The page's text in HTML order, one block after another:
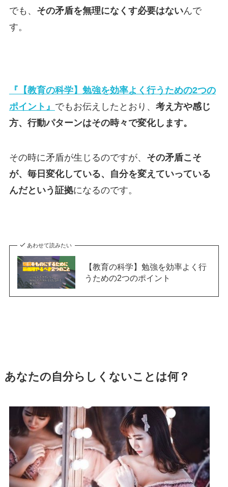
でも、 その矛盾を無理になくす必要はないんで
す。
『【教育の科学】勉強を効率よく行うための2つの
ポイント』 でもお伝えしたとおり、 考え方や感じ
方、行動パターンはその時々で変化します。
その時に矛盾が生じるのですが、 その矛盾こそ
が、毎日変化している、自分を変えていっている
んだという証拠になるのです。
あわせて読みたい
【教育の科学】勉強を効率よく行
うための2つのポイント
あなたの自分らしくないことは何？